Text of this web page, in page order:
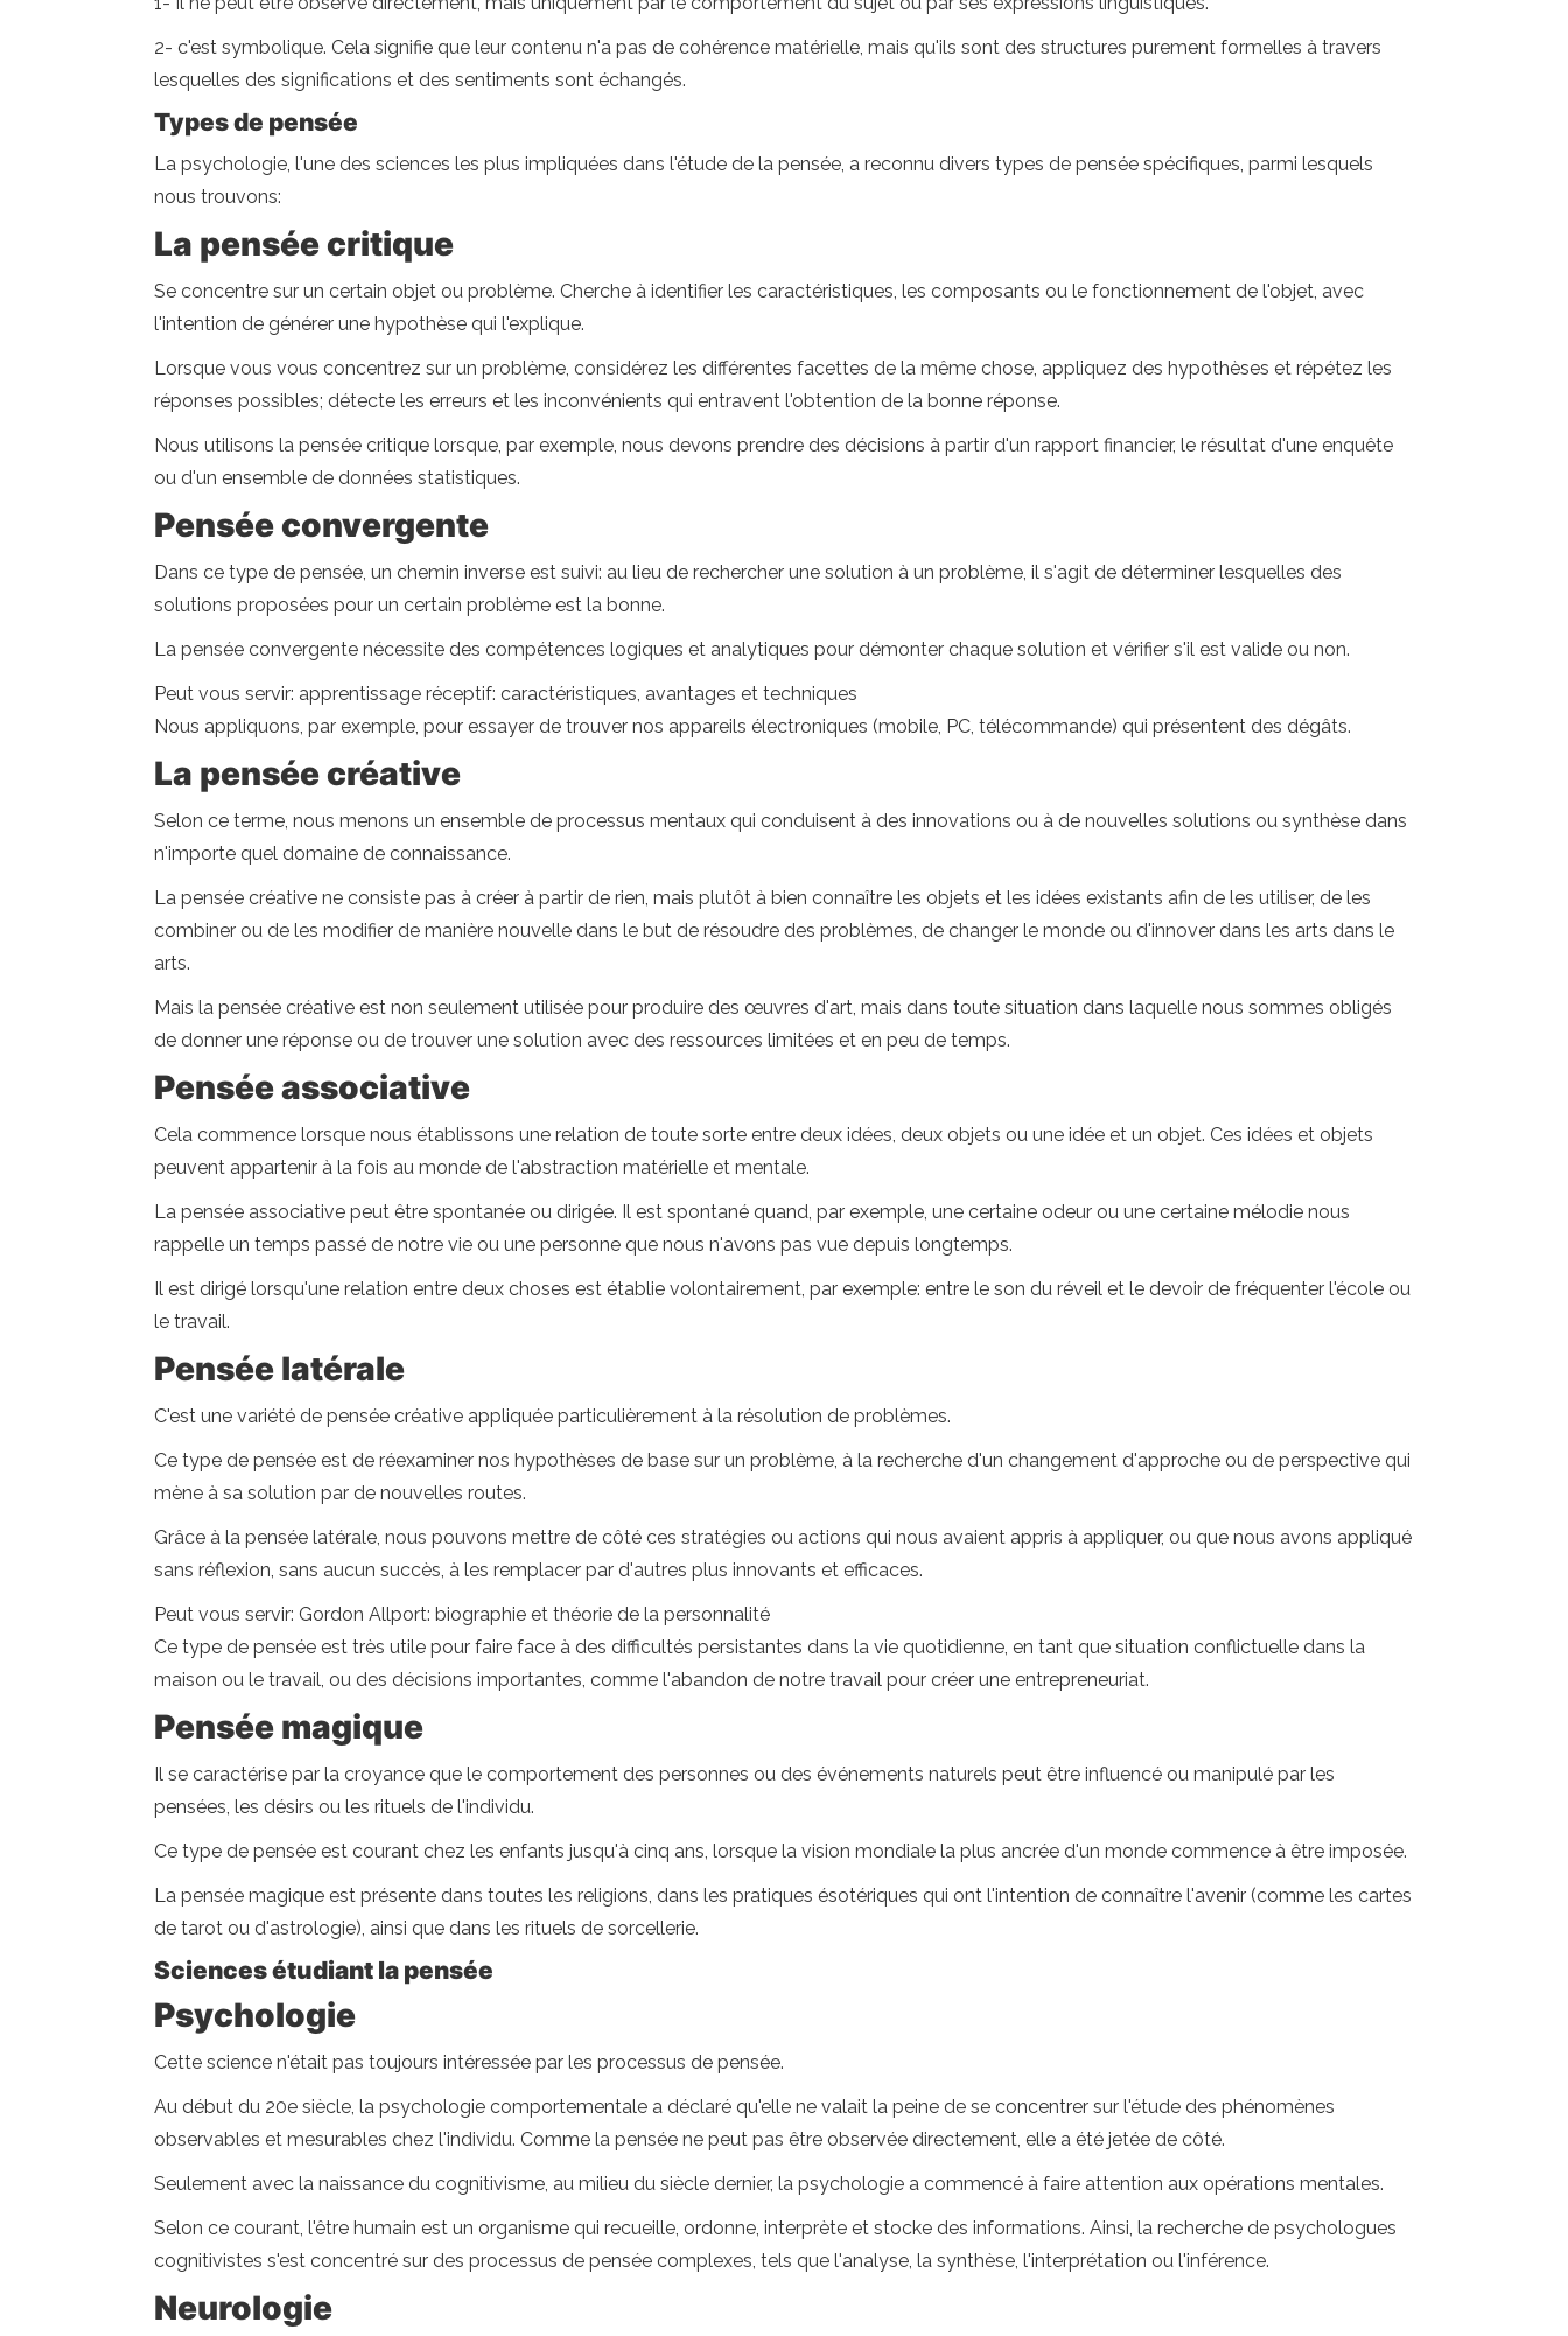
2- c'est symbolique. Cela signifie que leur contenu n'a pas de cohérence matérielle, mais qu'ils sont des structures purement formelles à travers
lesquelles des significations et des sentiments sont échangés.
Types de pensée
La psychologie, l'une des sciences les plus impliquées dans l'étude de la pensée, a reconnu divers types de pensée spécifiques, parmi lesquels
nous trouvons:
La pensée critique
Se concentre sur un certain objet ou problème. Cherche à identifier les caractéristiques, les composants ou le fonctionnement de l'objet, avec
l'intention de générer une hypothèse qui l'explique.
Lorsque vous vous concentrez sur un problème, considérez les différentes facettes de la même chose, appliquez des hypothèses et répétez les
réponses possibles; détecte les erreurs et les inconvénients qui entravent l'obtention de la bonne réponse.
Nous utilisons la pensée critique lorsque, par exemple, nous devons prendre des décisions à partir d'un rapport financier, le résultat d'une enquête
ou d'un ensemble de données statistiques.
Pensée convergente
Dans ce type de pensée, un chemin inverse est suivi: au lieu de rechercher une solution à un problème, il s'agit de déterminer lesquelles des
solutions proposées pour un certain problème est la bonne.
La pensée convergente nécessite des compétences logiques et analytiques pour démonter chaque solution et vérifier s'il est valide ou non.
Peut vous servir: apprentissage réceptif: caractéristiques, avantages et techniques
Nous appliquons, par exemple, pour essayer de trouver nos appareils électroniques (mobile, PC, télécommande) qui présentent des dégâts.
La pensée créative
Selon ce terme, nous menons un ensemble de processus mentaux qui conduisent à des innovations ou à de nouvelles solutions ou synthèse dans
n'importe quel domaine de connaissance.
La pensée créative ne consiste pas à créer à partir de rien, mais plutôt à bien connaître les objets et les idées existants afin de les utiliser, de les
combiner ou de les modifier de manière nouvelle dans le but de résoudre des problèmes, de changer le monde ou d'innover dans les arts dans le
arts.
Mais la pensée créative est non seulement utilisée pour produire des œuvres d'art, mais dans toute situation dans laquelle nous sommes obligés
de donner une réponse ou de trouver une solution avec des ressources limitées et en peu de temps.
Pensée associative
Cela commence lorsque nous établissons une relation de toute sorte entre deux idées, deux objets ou une idée et un objet. Ces idées et objets
peuvent appartenir à la fois au monde de l'abstraction matérielle et mentale.
La pensée associative peut être spontanée ou dirigée. Il est spontané quand, par exemple, une certaine odeur ou une certaine mélodie nous
rappelle un temps passé de notre vie ou une personne que nous n'avons pas vue depuis longtemps.
Il est dirigé lorsqu'une relation entre deux choses est établie volontairement, par exemple: entre le son du réveil et le devoir de fréquenter l'école ou
le travail.
Pensée latérale
C'est une variété de pensée créative appliquée particulièrement à la résolution de problèmes.
Ce type de pensée est de réexaminer nos hypothèses de base sur un problème, à la recherche d'un changement d'approche ou de perspective qui
mène à sa solution par de nouvelles routes.
Grâce à la pensée latérale, nous pouvons mettre de côté ces stratégies ou actions qui nous avaient appris à appliquer, ou que nous avons appliqué
sans réflexion, sans aucun succès, à les remplacer par d'autres plus innovants et efficaces.
Peut vous servir: Gordon Allport: biographie et théorie de la personnalité
Ce type de pensée est très utile pour faire face à des difficultés persistantes dans la vie quotidienne, en tant que situation conflictuelle dans la
maison ou le travail, ou des décisions importantes, comme l'abandon de notre travail pour créer une entrepreneuriat.
Pensée magique
Il se caractérise par la croyance que le comportement des personnes ou des événements naturels peut être influencé ou manipulé par les
pensées, les désirs ou les rituels de l'individu.
Ce type de pensée est courant chez les enfants jusqu'à cinq ans, lorsque la vision mondiale la plus ancrée d'un monde commence à être imposée.
La pensée magique est présente dans toutes les religions, dans les pratiques ésotériques qui ont l'intention de connaître l'avenir (comme les cartes
de tarot ou d'astrologie), ainsi que dans les rituels de sorcellerie.
Sciences étudiant la pensée
Psychologie
Cette science n'était pas toujours intéressée par les processus de pensée.
Au début du 20e siècle, la psychologie comportementale a déclaré qu'elle ne valait la peine de se concentrer sur l'étude des phénomènes
observables et mesurables chez l'individu. Comme la pensée ne peut pas être observée directement, elle a été jetée de côté.
Seulement avec la naissance du cognitivisme, au milieu du siècle dernier, la psychologie a commencé à faire attention aux opérations mentales.
Selon ce courant, l'être humain est un organisme qui recueille, ordonne, interprète et stocke des informations. Ainsi, la recherche de psychologues
cognitivistes s'est concentré sur des processus de pensée complexes, tels que l'analyse, la synthèse, l'interprétation ou l'inférence.
Neurologie